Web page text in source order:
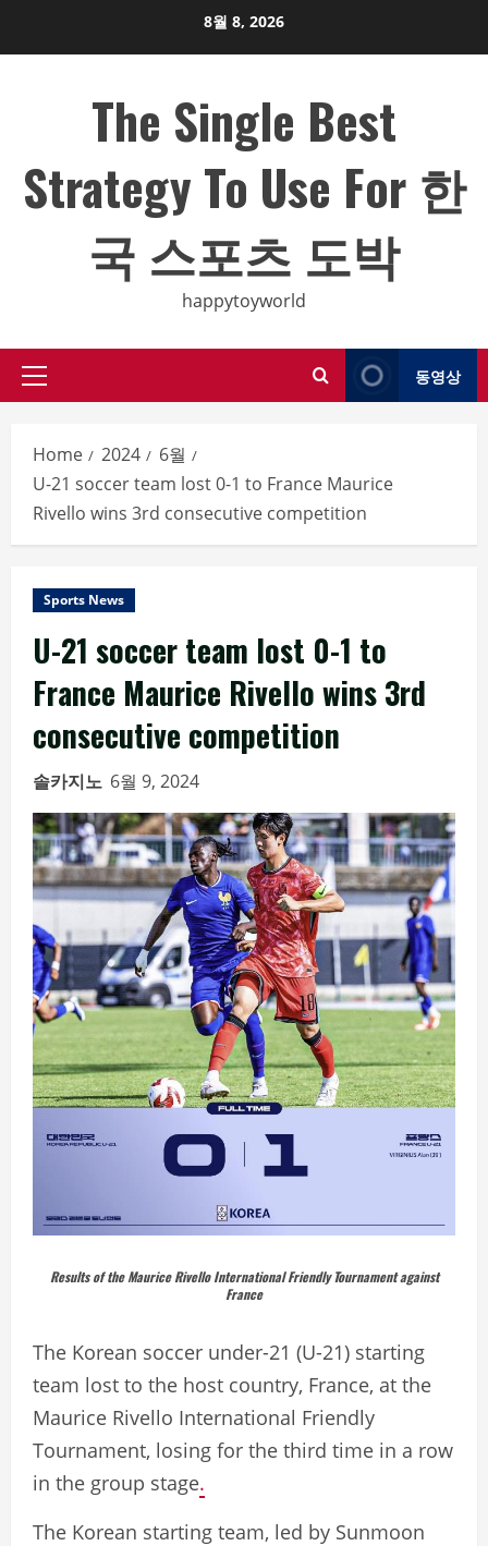
8월 8, 2026
The Single Best
Strategy To Use For 한
국 스포츠 도박
happytoyworld
Primary
동영상
Home 2024
6월
U-21 soccer team lost 0-1 to France Maurice
Rivello wins 3rd consecutive competition
Sports News
U-21 soccer team lost 0-1 to
France Maurice Rivello wins 3rd
consecutive competition
솔카지노 6월 9, 2024
Results of the Maurice Rivello International Friendly Tournament against
France
The Korean soccer under-21 (U-21) starting
team lost to the host country, France, at the
Maurice Rivello International Friendly
Tournament, losing for the third time in a row
in the group stage.
The Korean starting team, led by Sunmoon